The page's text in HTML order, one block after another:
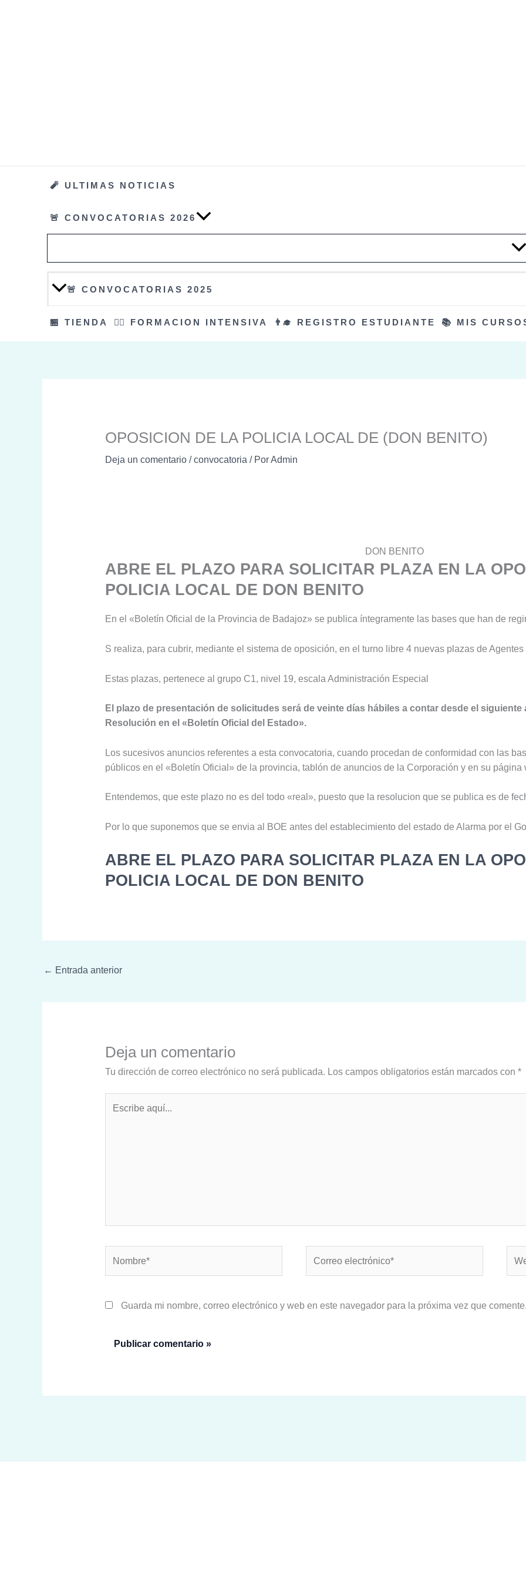
🧨 ULTIMAS NOTICIAS
🚨 CONVOCATORIAS 2026
🚨 CONVOCATORIAS 2025
🏪 TIENDA 👮‍♀️ FORMACION INTENSIVA 👨‍🎓 REGISTRO ESTUDIANTE 📚 MIS
OPOSICION DE LA POLICIA LOCAL DE (DON BENITO)
Deja un comentario / convocatoria/ PorAdmin
DON BENITO
ABRE EL PLAZO PARA SOLICITAR PLAZA EN LA
POLICIA LOCAL DE DON BENITO
En el «Boletín Oficial de la Provincia de Badajoz» se publica íntegramente las bases que han de
S realiza, para cubrir, mediante el sistema de oposición, en el turno libre 4 nuevas plazas de
Estas plazas, pertenece al grupo C1, nivel 19, escala Administración Especial
El plazo de presentación de solicitudes será de veinte días hábiles a contar desde el siguiente
Resolución en el «Boletín Oficial del Estado».
Los sucesivos anuncios referentes a esta convocatoria, cuando procedan de conformidad con las
públicos en el «Boletín Oficial» de la provincia, tablón de anuncios de la Corporación y en su página
Entendemos, que este plazo no es del todo «real», puesto que la resolucion que se publica es de
Por lo que suponemos que se envia al BOE antes del establecimiento del estado de Alarma por el
ABRE EL PLAZO PARA SOLICITAR PLAZA EN LA
POLICIA LOCAL DE DON BENITO
← Entrada anterior
Deja un comentario
Tu dirección de correo electrónico no será publicada. Los campos obligatorios están marcados con *
aquí...
electrónico*
Guarda mi nombre, correo electrónico y web en este navegador para la próxima vez que